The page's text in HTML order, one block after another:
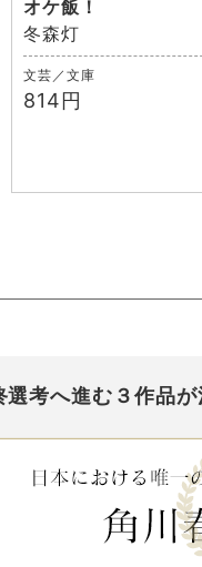
オケ飯！
冬森灯
文芸／文庫
814円
考へ進む３作品が